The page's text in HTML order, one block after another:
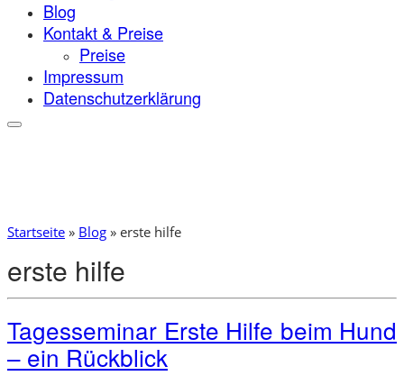
Blog
Kontakt & Preise
Preise
Impressum
Datenschutzerklärung
Startseite » Blog » erste hilfe
erste hilfe
Tagesseminar Erste Hilfe beim Hund
– ein Rückblick